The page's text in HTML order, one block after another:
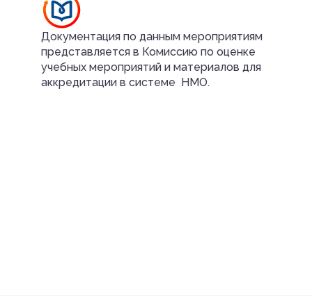
Документация по данным мероприятиям
представляется в Комиссию по оценке
учебных мероприятий и материалов для
аккредитации в системе НМО.